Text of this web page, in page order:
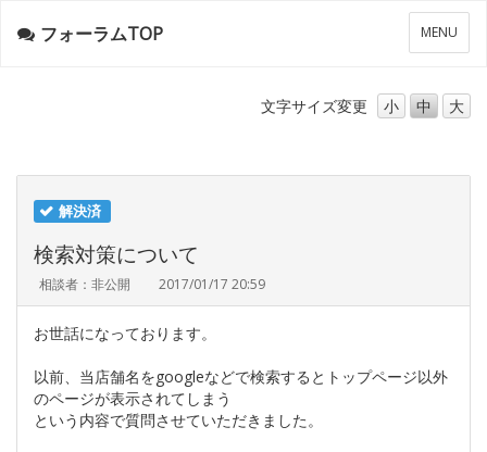
メ
ニ
ー
MENU
フォーラムTOP
文字サイズ変更 小 中 大
解決済
検索対策について
相談者：非公開 2017/01/17 20:59
お世話になっております。
以前、当店舗名をgoogleなどで検索するとトップページ以外
のページが表示されてしまう
という内容で質問させていただきました。